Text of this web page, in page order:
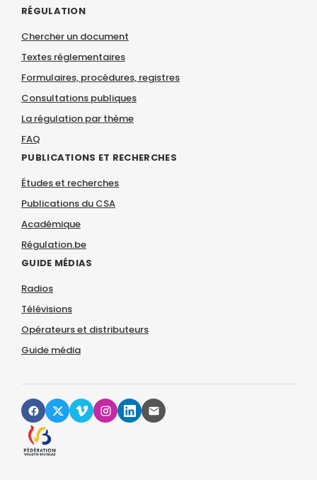
RÉGULATION
Chercher un document
Textes réglementaires
Formulaires, procédures, registres
Consultations publiques
La régulation par thème
FAQ
PUBLICATIONS ET RECHERCHES
Études et recherches
Publications du CSA
Académique
Régulation.be
GUIDE MÉDIAS
Radios
Télévisions
Opérateurs et distributeurs
Guide média